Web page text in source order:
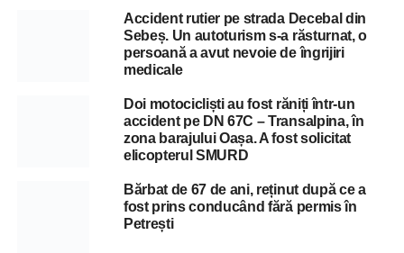
Accident rutier pe strada Decebal din
Sebeș. Un autoturism s-a răsturnat, o
persoană a avut nevoie de îngrijiri
medicale
Doi motocicliști au fost răniți într-un
accident pe DN 67C – Transalpina, în
zona barajului Oașa. A fost solicitat
elicopterul SMURD
Bărbat de 67 de ani, reținut după ce a
fost prins conducând fără permis în
Petrești